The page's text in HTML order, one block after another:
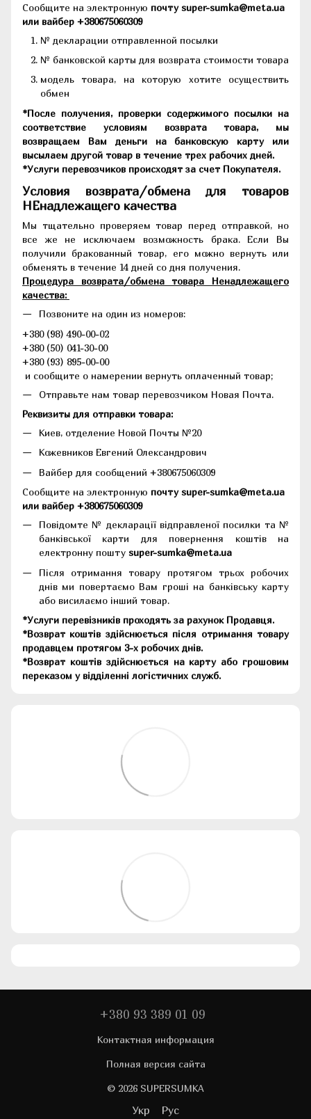
Сообщите на электронную почту super-sumka@meta.ua
или вайбер +380675060309
№ декларации отправленной посылки
№ банковской карты для возврата стоимости товара
модель товара, на которую хотите осуществить
обмен
*После получения, проверки содержимого посылки на
соответствие условиям возврата товара, мы
возвращаем Вам деньги на банковскую карту или
высылаем другой товар в течение трех рабочих дней.
*Услуги перевозчиков происходят за счет Покупателя.
Условия возврата/обмена для товаров
НЕнадлежащего качества
Мы тщательно проверяем товар перед отправкой, но
все же не исключаем возможность брака. Если Вы
получили бракованный товар, его можно вернуть или
обменять в течение 14 дней со дня получения.
Процедура возврата/обмена товара Ненадлежащего
качества:
Позвоните на один из номеров:
+380 (98) 490-00-02
+380 (50) 041-30-00
+380 (93) 895-00-00
и сообщите о намерении вернуть оплаченный товар;
Отправьте нам товар перевозчиком Новая Почта.
Реквизиты для отправки товара:
Киев, отделение Новой Почты №20
Кожевников Евгений Олександрович
Вайбер для сообщений +380675060309
Сообщите на электронную почту super-sumka@meta.ua
или вайбер +380675060309
Повідомте № декларації відправленої посилки та №
банківської карти для повернення коштів на
електронну пошту super-sumka@meta.ua
Після отримання товару протягом трьох робочих
днів ми повертаємо Вам гроші на банківську карту
або висилаємо інший товар.
*Услуги перевізників проходять за рахунок Продавця.
*Возврат коштів здійснюється після отримання товару
продавцем протягом 3-х робочих днів.
*Возврат коштів здійснюється на карту або грошовим
переказом у відділенні логістичних служб.
+380 93 389 01 09
Контактная информация
Полная версия сайта
© 2026 SUPERSUMKA
Укр Рус